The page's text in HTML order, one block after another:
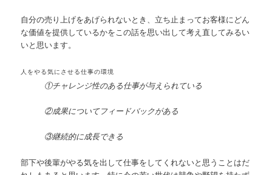
自分の売り上げをあげられないとき、立ち止まってお客様にどん
な価値を提供しているかをこの話を思い出して考え直してみるい
いと思います。
人をやる気にさせる仕事の環境
①チャレンジ性のある仕事が与えられている
②成果についてフィードバックがある
③継続的に成長できる
部下や後輩がやる気を出して仕事をしてくれないと思うことはだ